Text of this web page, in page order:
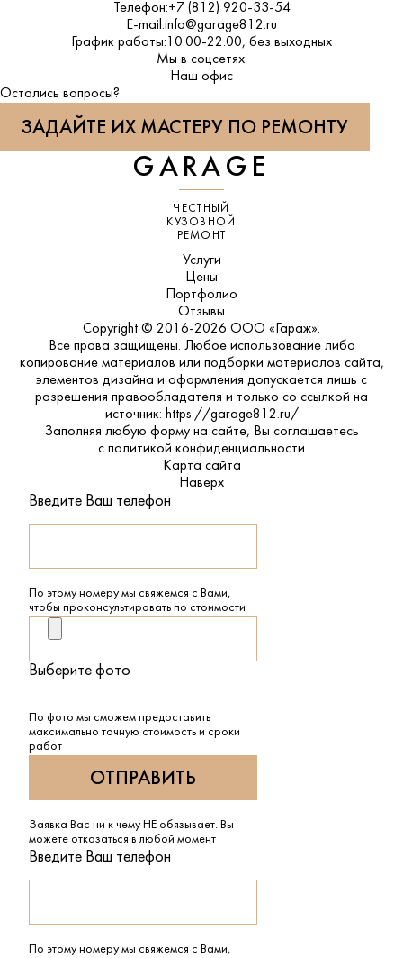
Телефон:+7 (812) 920-33-54
E-mail:info@garage812.ru
График работы: 10.00-22.00, без выходных
Мы в соцсетях:
ВКонтакте
Наш офис
Остались вопросы?
ЗАДАЙТЕ ИХ МАСТЕРУ ПО РЕМОНТУ
GARAGE
ЧЕСТНЫЙ
КУЗОВНОЙ
РЕМОНТ
Услуги
Цены
Портфолио
Отзывы
Copyright © 2016-2026 ООО «Гараж».
Все права защищены. Любое использование либо
копирование материалов или подборки материалов сайта,
элементов дизайна и оформления допускается лишь с
разрешения правообладателя и только со ссылкой на
источник: https://garage812.ru/
Заполняя любую форму на сайте, Вы соглашаетесь
с политикой конфиденциальности
Карта сайта
Наверх
Введите Ваш телефон
По этому номеру мы свяжемся с Вами,
чтобы проконсультировать по стоимости
Выберите фото
По фото мы сможем предоставить
максимально точную стоимость и сроки
работ
Заявка Вас ни к чему НЕ обязывает. Вы
можете отказаться в любой момент
Введите Ваш телефон
По этому номеру мы свяжемся с Вами,